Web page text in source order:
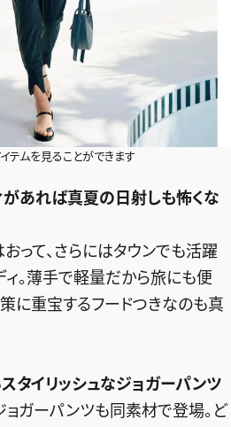
テムを見ることができます
があれば真夏の日射しも怖くな
って、さらにはタウンでも活躍
ィ。薄手で軽量だから旅にも便
に重宝するフードつきなのも真
タイリッシュなジョガーパンツ
ョガーパンツも同素材で登場。ど